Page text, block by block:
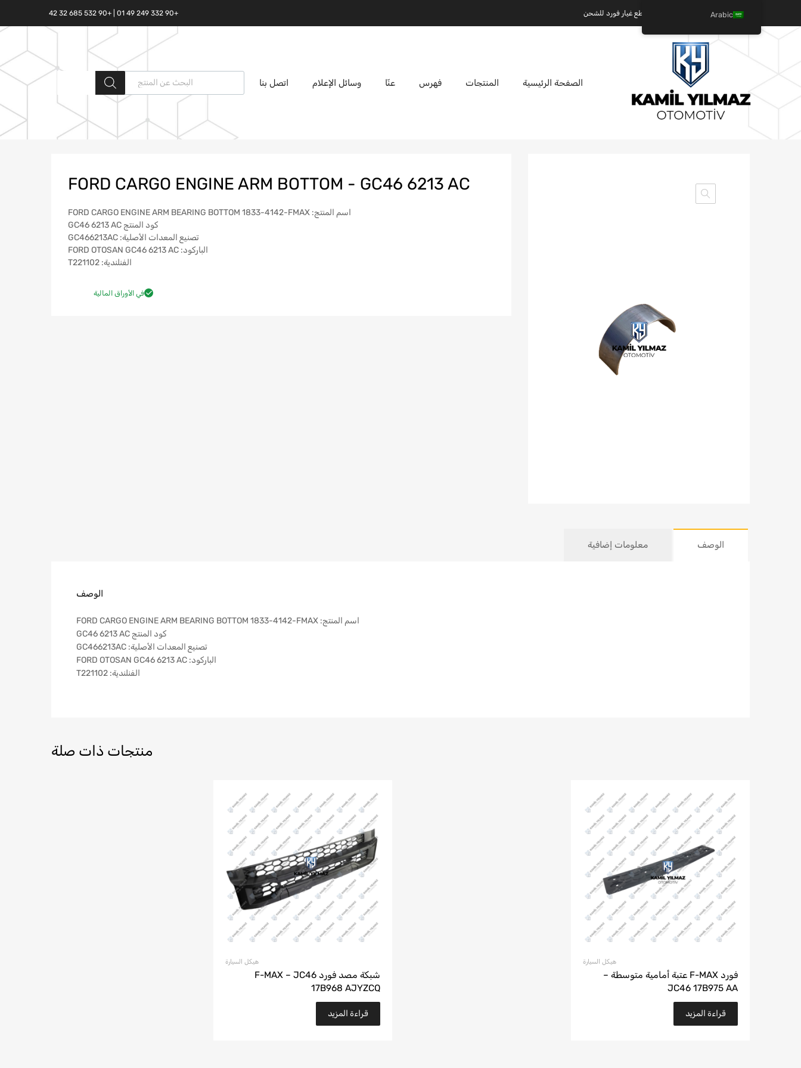
كميل يلماز للسيارات - عالم قطع غيار فورد للشحن +90 332 249 49 01 | +90 532 685 32 42
الصفحة الرئيسية المنتجات فهرس عنّا وسائل الإعلام اتصل بنا
البحث المنتجات
FORD CARGO ENGINE ARM BOTTOM - GC46 6213 AC
اسم المنتج: FORD CARGO ENGINE ARM BEARING BOTTOM 1833-4142-FMAX
كود المنتج GC46 6213 AC
تصنيع المعدات الأصلية: GC466213AC
الباركود: FORD OTOSAN GC46 6213 AC
الفنلندية: T221102
في الأوراق المالية
الوصف معلومات إضافية
الوصف
اسم المنتج: FORD CARGO ENGINE ARM BEARING BOTTOM 1833-4142-FMAX
كود المنتج GC46 6213 AC
تصنيع المعدات الأصلية: GC466213AC
الباركود: FORD OTOSAN GC46 6213 AC
الفنلندية: T221102
منتجات ذات صلة
هيكل السيارة
فورد F-MAX عتبة أمامية متوسطة –
JC46 17B975 AA
قراءة المزيد
هيكل السيارة
شبكة مصد فورد F-MAX – JC46
17B968 AJYZCQ
قراءة المزيد
Arabic